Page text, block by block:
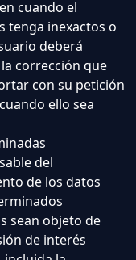
cuando el
tenga inexactos o
deberá
corrección que
con su petición
ello sea
del
de los datos
sean objeto de
de interés